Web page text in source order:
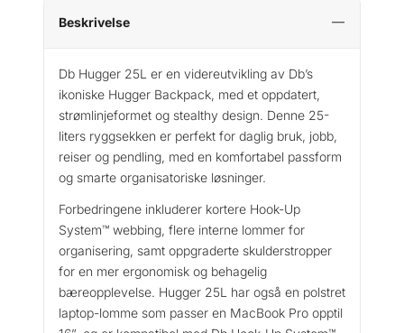
Beskrivelse
Db Hugger 25L er en videreutvikling av Db’s
ikoniske Hugger Backpack, med et oppdatert,
strømlinjeformet og stealthy design. Denne 25-
liters ryggsekken er perfekt for daglig bruk, jobb,
reiser og pendling, med en komfortabel passform
og smarte organisatoriske løsninger.
Forbedringene inkluderer kortere Hook-Up
System™ webbing, flere interne lommer for
organisering, samt oppgraderte skulderstropper
for en mer ergonomisk og behagelig
bæreopplevelse. Hugger 25L har også en polstret
laptop-lomme som passer en MacBook Pro opptil